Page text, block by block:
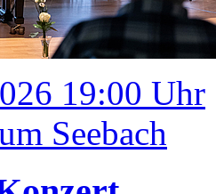
19:00 Uhr
Seebach